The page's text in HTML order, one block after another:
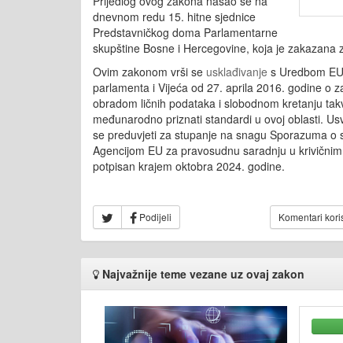
dnevnom redu 15. hitne sjednice
Predstavničkog doma Parlamentarne
skupštine Bosne i Hercegovine, koja je zakazana
Ovim zakonom vrši se usklađivanje s Uredbom
parlamenta i Vijeća od 27. aprila 2016. godine o
obradom ličnih podataka i slobodnom kretanju
međunarodno priznati standardi u ovoj oblasti.
se preduvjeti za stupanje na snagu Sporazuma o
Agencijom EU za pravosudnu saradnju u
potpisan krajem oktobra 2024. godine.
Podijeli Komentari
Najvažnije teme vezane uz ovaj zakon